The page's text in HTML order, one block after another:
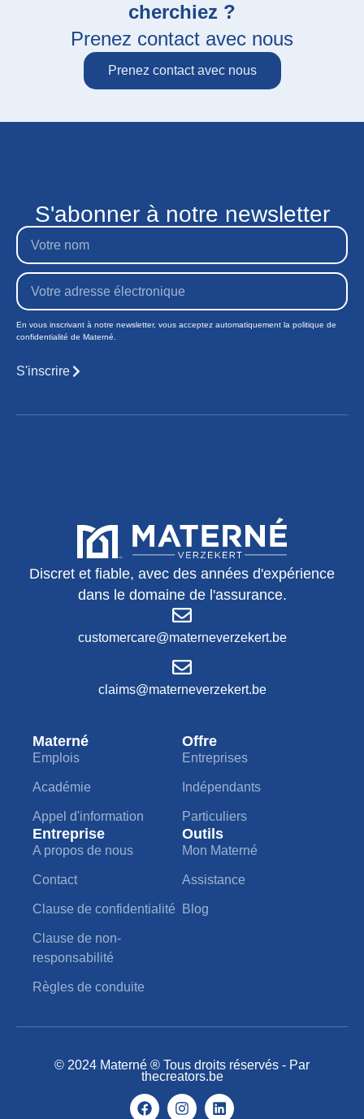
cherchiez ?
Prenez contact avec nous
Prenez contact avec nous
S'abonner à notre newsletter
En vous inscrivant à notre newsletter, vous acceptez automatiquement la politique de
confidentialité de Materné.
S'inscrire
Discret et fiable, avec des années d'expérience
dans le domaine de l'assurance.
customercare@materneverzekert.be
claims@materneverzekert.be
Materné
Emplois
Académie
Appel d'information
Offre
Entreprises
Indépendants
Particuliers
Entreprise
A propos de nous
Contact
Clause de confidentialité
Clause de non-
responsabilité
Règles de conduite
Outils
Mon Materné
Assistance
Blog
© 2024 Materné ® Tous droits réservés - Par
thecreators.be